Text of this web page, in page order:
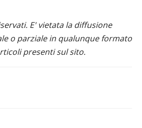
E' vietata la diffusione
o parziale in qualunque formato
presenti sul sito.